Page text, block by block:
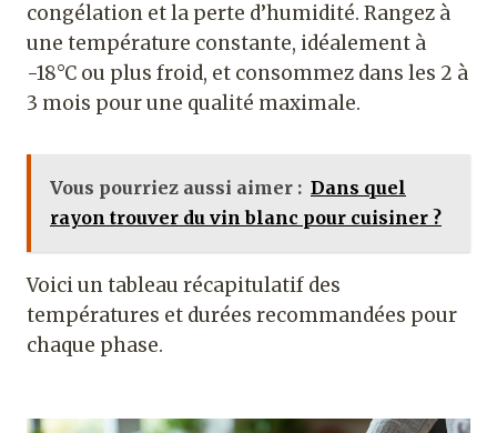
congélation et la perte d’humidité. Rangez à
une température constante, idéalement à
-18°C ou plus froid, et consommez dans les 2 à
3 mois pour une qualité maximale.
Vous pourriez aussi aimer : Dans quel
rayon trouver du vin blanc pour cuisiner ?
Voici un tableau récapitulatif des
températures et durées recommandées pour
chaque phase.